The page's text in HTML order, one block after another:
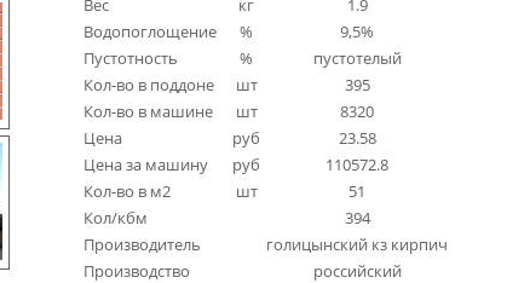
Вес
кг
1.9
Водопоглощение
%
9,5%
Пустотность
%
пустотелый
Кол-во в поддоне
шт
395
Кол-во в машине
шт
8320
Цена
руб
23.58
Цена за машину
руб
110572.8
Кол-во в м2
шт
51
Кол/кбм
394
Производитель
голицынский кз кирпич
Производство
российский